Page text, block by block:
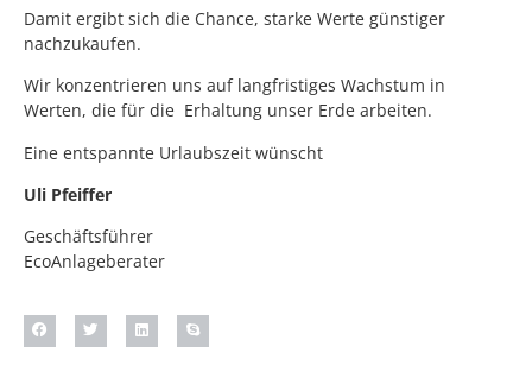
Damit ergibt sich die Chance, starke Werte günstiger
nachzukaufen.
Wir konzentrieren uns auf langfristiges Wachstum in
Werten, die für die Erhaltung unser Erde arbeiten.
Eine entspannte Urlaubszeit wünscht
Uli Pfeiffer
Geschäftsführer
EcoAnlageberater